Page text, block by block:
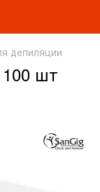
депиляции
шт